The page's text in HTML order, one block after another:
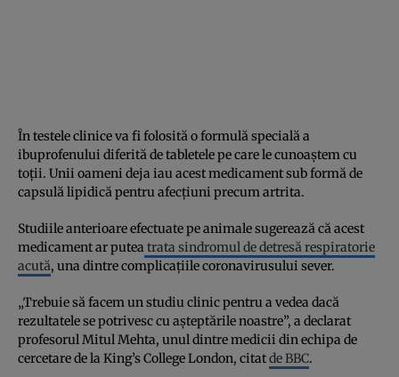
În testele clinice va fi folosită o formulă specială a
ibuprofenului diferită de tabletele pe care le cunoaștem cu
toții. Unii oameni deja iau acest medicament sub formă de
capsulă lipidică pentru afecțiuni precum artrita.
Studiile anterioare efectuate pe animale sugerează că acest
medicament ar putea trata sindromul de detresă respiratorie
acută, una dintre complicațiile coronavirusului sever.
„Trebuie să facem un studiu clinic pentru a vedea dacă
rezultatele se potrivesc cu aşteptările noastre”, a declarat
profesorul Mitul Mehta, unul dintre medicii din echipa de
cercetare de la King’s College London, citatde BBC.